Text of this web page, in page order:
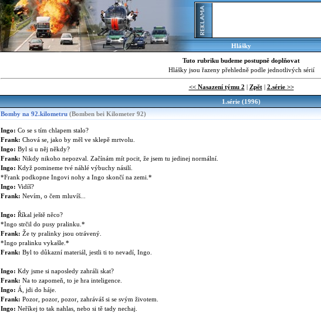
Hlášky
Tuto rubriku budeme postupně doplňovat
Hlášky jsou řazeny přehledně podle jednotlivých sérií
<< Nasazení týmu 2 | Zpět| 2.série >>
1.série (1996)
Bomby na 92.kilometru (Bomben bei Kilometer 92)
Ingo: Co se s tím chlapem stalo?
Frank: Chová se, jako by měl ve sklepě mrtvolu.
Ingo: Byl si u něj někdy?
Frank: Nikdy nikoho nepozval. Začínám mít pocit, že jsem tu jedinej normální.
Ingo: Když pomineme tvé náhlé výbuchy násilí.
*Frank podkopne Ingovi nohy a Ingo skončí na zemi.*
Ingo: Vidíš?
Frank: Nevím, o čem mluvíš...
Ingo: Říkal ještě něco?
*Ingo strčil do pusy pralinku.*
Frank: Že ty pralinky jsou otrávený.
*Ingo pralinku vykašle.*
Frank: Byl to důkazní materiál, jestli ti to nevadí, Ingo.
Ingo: Kdy jsme si naposledy zahráli skat?
Frank: Na to zapomeň, to je hra inteligence.
Ingo: Á, jdi do háje.
Frank: Pozor, pozor, pozor, zahráváš si se svým životem.
Ingo: Neříkej to tak nahlas, nebo si tě tady nechaj.